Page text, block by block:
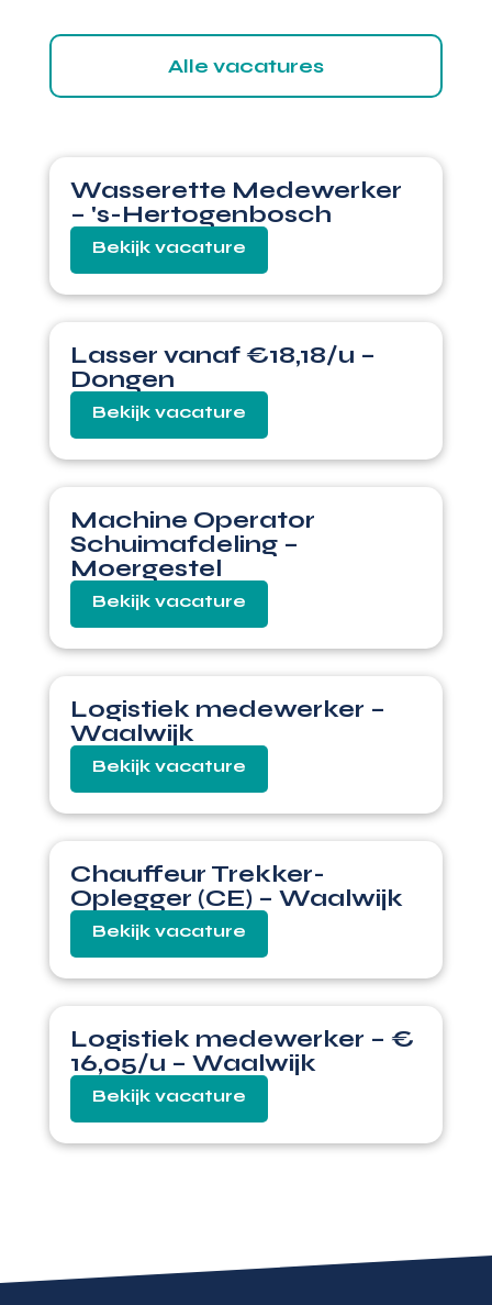
Alle vacatures
Wasserette Medewerker
– 's-Hertogenbosch
Lasser vanaf €18,18/u –
Dongen
Machine Operator
Schuimafdeling –
Moergestel
Logistiek medewerker –
Waalwijk
Chauffeur Trekker-
Oplegger (CE) – Waalwijk
Logistiek medewerker – €
16,05/u – Waalwijk